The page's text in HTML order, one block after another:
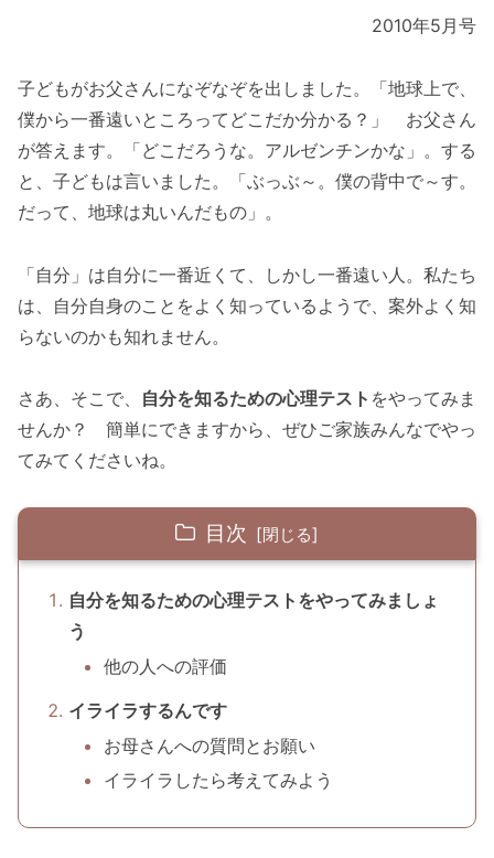
2010年5月号
子どもがお父さんになぞなぞを出しました。「地球上で、
僕から一番遠いところってどこだか分かる？」 お父さん
が答えます。「どこだろうな。アルゼンチンかな」。する
と、子どもは言いました。「ぶっぶ～。僕の背中で～す。
だって、地球は丸いんだもの」。
「自分」は自分に一番近くて、しかし一番遠い人。私たち
は、自分自身のことをよく知っているようで、案外よく知
らないのかも知れません。
さあ、そこで、 自分を知るための心理テスト をやってみま
せんか？ 簡単にできますから、ぜひご家族みんなでやっ
てみてくださいね。
目次
自分を知るための心理テストをやってみましょ
う
他の人への評価
イライラするんです
お母さんへの質問とお願い
イライラしたら考えてみよう